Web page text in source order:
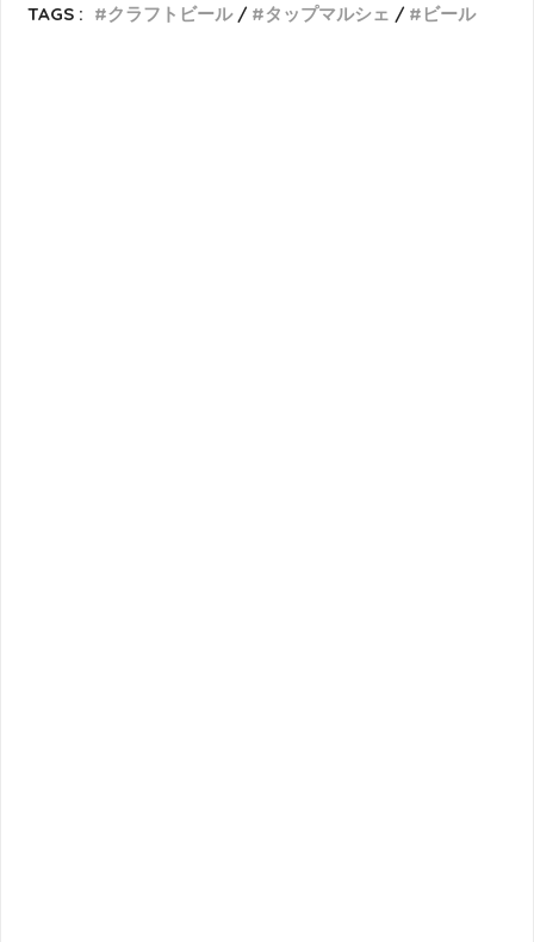
TAGS :
クラフトビール タップマルシェ ビール